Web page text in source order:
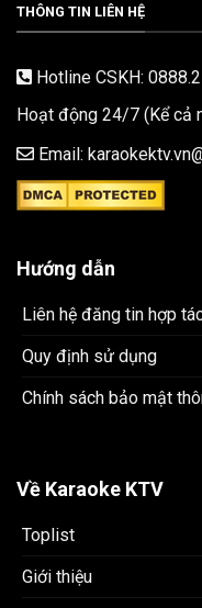
THÔNG TIN LIÊN HỆ
Hotline CSKH:
Hoạt động 24/7 (Kể cả
Email:
Hướng dẫn
Liên hệ đăng tin hợp
Quy định sử dụng
Chính sách bảo mật
Về Karaoke KTV
Toplist
Giới thiệu